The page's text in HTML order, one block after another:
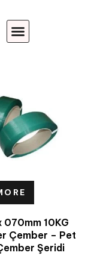
070mm 10KG
Çember – Pet
Şeridi